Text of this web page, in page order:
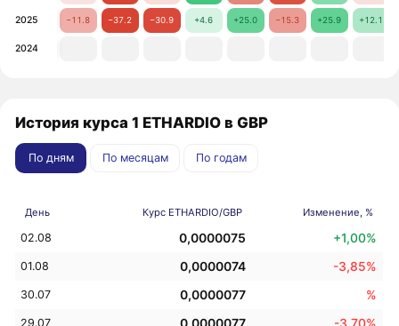
2025 −11.8 −37.2 −30.9 +4.6 +25.0 −15.3 +25.9 +12.1
2024
История курса 1 ETHARDIO в GBP
По дням По месяцам По годам
День Курс ETHARDIO/GBP Изменение, %
02.08 0,0000075 +1,00%
01.08 0,0000074 -3,85%
30.07 0,0000077 %
29.07 0,0000077 -3,70%